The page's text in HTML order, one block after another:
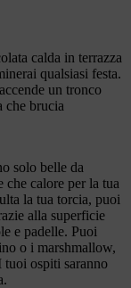
calda in terrazza
qualsiasi festa.
un tronco
che brucia
solo belle da
che calore per la tua
la tua torcia, puoi
alla superficie
e padelle. Puoi
o i marshmallow,
tuoi ospiti saranno